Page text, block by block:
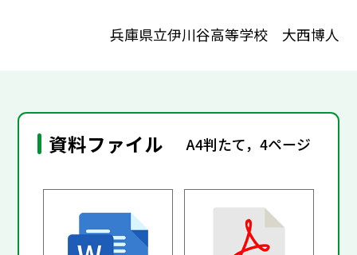
兵庫県立伊川谷高等学校 大西博人
資料ファイル A4判たて，4ページ